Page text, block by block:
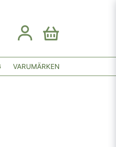
VARUMÄRKEN